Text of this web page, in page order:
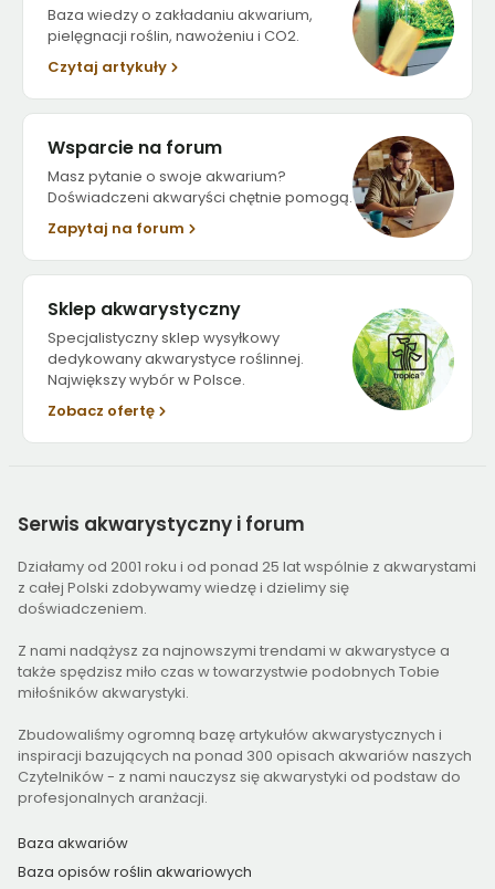
Baza wiedzy o zakładaniu akwarium,
pielęgnacji roślin, nawożeniu i CO2.
Czytaj artykuły
Wsparcie na forum
Masz pytanie o swoje akwarium?
Doświadczeni akwaryści chętnie pomogą.
Zapytaj na forum
Sklep akwarystyczny
Specjalistyczny sklep wysyłkowy
dedykowany akwarystyce roślinnej.
Największy wybór w Polsce.
Zobacz ofertę
Serwis akwarystyczny i forum
Działamy od 2001 roku i od ponad 25 lat wspólnie z akwarystami
z całej Polski zdobywamy wiedzę i dzielimy się
doświadczeniem.
Z nami nadążysz za najnowszymi trendami w akwarystyce a
także spędzisz miło czas w towarzystwie podobnych Tobie
miłośników akwarystyki.
Zbudowaliśmy ogromną bazę artykułów akwarystycznych i
inspiracji bazujących na ponad 300 opisach akwariów naszych
Czytelników - z nami nauczysz się akwarystyki od podstaw do
profesjonalnych aranżacji.
Baza akwariów
Baza opisów roślin akwariowych